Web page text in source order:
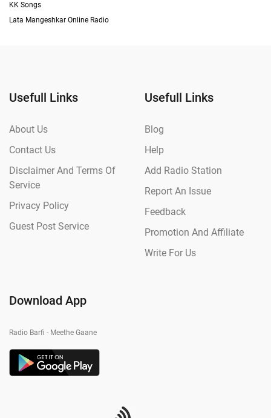
KK Songs
Lata Mangeshkar Online Radio
Usefull Links
About Us
Contact Us
Disclaimer And Terms Of
Service
Privacy Policy
Guest Post Service
Usefull Links
Blog
Help
Add Radio Station
Report An Issue
Feedback
Promotion And Affiliate
Write For Us
Download App
Radio Barfi - Meethe Gaane